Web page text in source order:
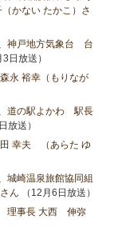
かない たかこ）さ
神戸地方気象台 台
3日放送）
永 裕幸（もりなが
道の駅よかわ 駅長
放送）
幸夫 （あらた ゆ
城崎温泉旅館協同組
ん （12月6日放送）
理事長 大西 伸弥